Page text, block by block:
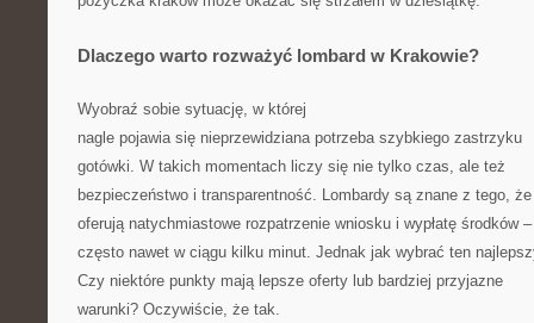
Dlaczego warto rozważyć lombard w Krakowie?
Wyobraź sobie sytuację, w której
nagle pojawia się nieprzewidziana potrzeba szybkiego zastrzyku
gotówki. W takich momentach liczy się nie tylko czas, ale też
bezpieczeństwo i transparentność. Lombardy są znane z tego, że
oferują natychmiastowe rozpatrzenie wniosku i wypłatę środków –
często nawet w ciągu kilku minut. Jednak jak wybrać ten
Czy niektóre punkty mają lepsze oferty lub bardziej przyjazne
warunki? Oczywiście, że tak.